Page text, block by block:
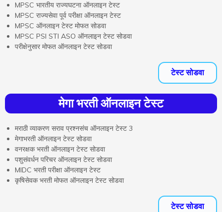
MPSC भारतीय राज्यघटना ऑनलाइन टेस्ट
MPSC राज्यसेवा पूर्व परीक्षा ऑनलाइन टेस्ट
MPSC ऑनलाइन टेस्ट मोफत सोडवा
MPSC PSI STI ASO ऑनलाइन टेस्ट सोडवा
परीक्षेनुसार मोफत ऑनलाइन टेस्ट सोडवा
टेस्ट सोडवा
मेगा भरती ऑनलाइन टेस्ट
मराठी व्याकरण सराव प्रश्नसंच ऑनलाइन टेस्ट 3
मेगाभरती ऑनलाइन टेस्ट सोडवा
वनरक्षक भरती ऑनलाइन टेस्ट सोडवा
पशुसंवर्धन परिचर ऑनलाइन टेस्ट सोडवा
MIDC भरती परीक्षा ऑनलाइन टेस्ट
कृषिसेवक भरती मोफत ऑनलाइन टेस्ट सोडवा
टेस्ट सोडवा